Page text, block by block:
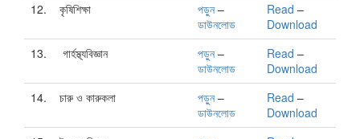
12.
কৃষিশিক্ষা পড়ুন–
ডাউনলোড
Read –
Download
13.
গার্হস্থ্যবিজ্ঞান পড়ুন–
ডাউনলোড
Read –
Download
14.
চারু ও কারুকলা পড়ুন–
ডাউনলোড
Read –
Download